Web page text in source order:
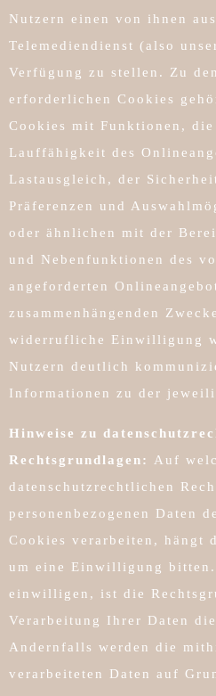
Nutzern einen von ihnen
Telemediendienst (also
Verfügung zu stellen. Zu
erforderlichen Cookies
Cookies mit Funktionen,
Lauffähigkeit des
Lastausgleich, der
Präferenzen und
oder ähnlichen mit der
und Nebenfunktionen des
angeforderten
zusammenhängenden
widerrufliche Einwilligung
Nutzern deutlich
Informationen zu der
Hinweise zu
Rechtsgrundlagen: Auf
datenschutzrechtlichen
personenbezogenen Daten
Cookies verarbeiten, hängt
um eine Einwilligung
einwilligen, ist die
Verarbeitung Ihrer Daten
Andernfalls werden die
verarbeiteten Daten auf